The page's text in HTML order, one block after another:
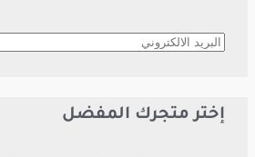
إختر متجرك المفضل